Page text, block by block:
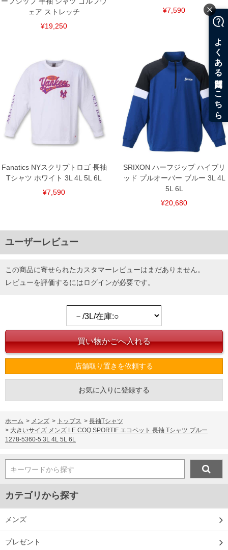
ェア ストレッチ
¥19,250
¥7,590
Fanatics NYスクリプトロゴ 長袖
Tシャツ ホワイト 3L 4L 5L 6L
¥7,590
SRIXON ハーフジップ ハイブリ
ッド プルオーバー ブルー 3L 4L
5L 6L
¥20,680
ユーザーレビュー
この商品に寄せられたカスタマーレビューはまだありません。
レビューを評価するにはログインが必要です。
店舗取り置きを依頼する
お気に入りに登録する
ホーム > メンズ > トップス > 長袖Tシャツ
> 大きいサイズ メンズ LE COQ SPORTIF エコペット 長袖 Tシャツ ブルー
1278-5360-5 3L 4L 5L 6L
キーワードから探す
カテゴリから探す
メンズ
プレゼント